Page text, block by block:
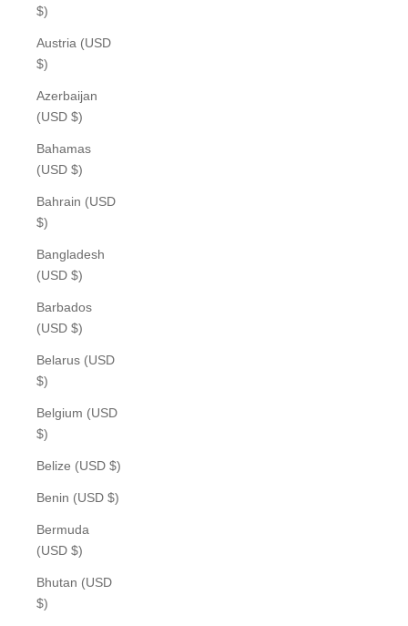
$)
Austria (USD
$)
Azerbaijan
(USD $)
Bahamas
(USD $)
Bahrain (USD
$)
Bangladesh
(USD $)
Barbados
(USD $)
Belarus (USD
$)
Belgium (USD
$)
Belize (USD $)
Benin (USD $)
Bermuda
(USD $)
Bhutan (USD
$)